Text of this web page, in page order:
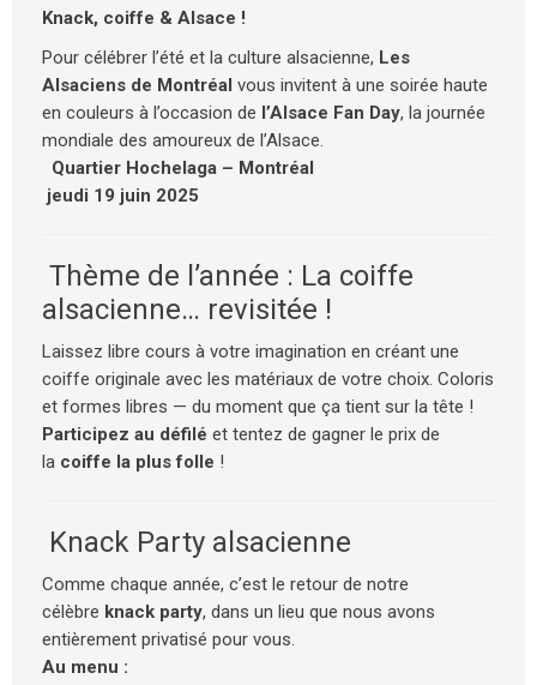
Knack, coiffe & Alsace !
Pour célébrer l’été et la culture alsacienne, Les
Alsaciens de Montréal vous invitent à une soirée haute
en couleurs à l’occasion de l’Alsace Fan Day, la journée
mondiale des amoureux de l’Alsace.
Quartier Hochelaga – Montréal
jeudi 19 juin 2025
Thème de l’année : La coiffe
alsacienne… revisitée !
Laissez libre cours à votre imagination en créant une
coiffe originale avec les matériaux de votre choix. Coloris
et formes libres — du moment que ça tient sur la tête !
Participez au défilé et tentez de gagner le prix de
la coiffe la plus folle !
Knack Party alsacienne
Comme chaque année, c’est le retour de notre
célèbre knack party, dans un lieu que nous avons
entièrement privatisé pour vous.
Au menu :